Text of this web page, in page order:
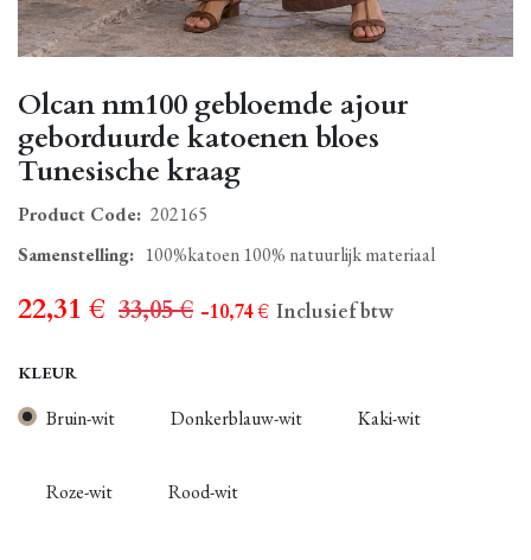
Olcan nm100 gebloemde ajour
geborduurde katoenen bloes
Tunesische kraag
Product Code: 202165
Samenstelling: 100%katoen 100% natuurlijk materiaal
22,31 € 33,05€ - 10,74€ Inclusief btw
KLEUR
Bruin-wit Donkerblauw-wit Kaki-wit
Roze-wit Rood-wit